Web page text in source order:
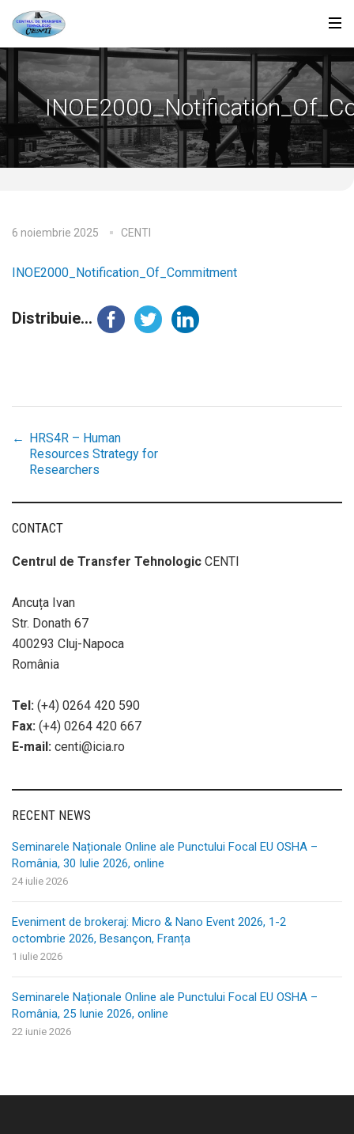
6 noiembrie 2025 CENTI
INOE2000_Notification_Of_Commitment
Distribuie...
Post
navigation
← HRS4R – Human
Resources Strategy for
Researchers
CONTACT
Centrul de Transfer Tehnologic CENTI
Ancuța Ivan
Str. Donath 67
400293 Cluj-Napoca
România
Tel: (+4) 0264 420 590
Fax: (+4) 0264 420 667
E-mail: centi@icia.ro
RECENT NEWS
Seminarele Naționale Online ale Punctului Focal EU OSHA –
România, 30 Iulie 2026, online
24 iulie 2026
Eveniment de brokeraj: Micro & Nano Event 2026, 1-2
octombrie 2026, Besançon, Franța
1 iulie 2026
Seminarele Naționale Online ale Punctului Focal EU OSHA –
România, 25 Iunie 2026, online
22 iunie 2026